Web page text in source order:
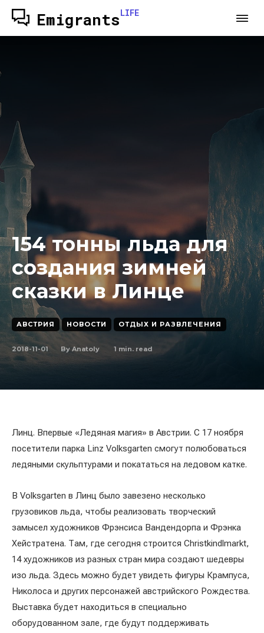
EmigrantsLIFE
154 тонны льда для
создания зимней
сказки в Линце
АВСТРИЯ НОВОСТИ ОТДЫХ И РАЗВЛЕЧЕНИЯ
2018-11-01 By Anatoly 1 min. read
Линц. Впервые «Ледяная магия» в Австрии. С 17 ноября
посетители парка Linz Volksgarten смогут полюбоваться
ледяными скульптурами и покататься на ледовом катке.
В Volksgarten в Линц было завезено несколько
грузовиков льда, чтобы реализовать творческий
замысел художников Фрэнсиса Вандендорпа и Фрэнка
Хейстратена. Там, где сегодня строится Christkindlmarkt,
14 художников из разных стран мира создают шедевры
изо льда. Здесь можно будет увидеть фигуры Крампуса,
Николоса и других персонажей австрийского Рождества.
Выставка будет находиться в специально
оборудованном зале, где будут поддерживать